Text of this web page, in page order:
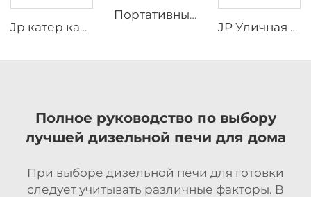
Jp катер караван кемперван автокомод RV нержавеющая сталь вытягивать газовый плитец горелка с интегрированной раковиной и краном
Портативный кондиционер JP 220в/50гц 220в/60гц Все в одном R134a Мобильная система кондиционирования воздуха
JP Уличная тележка для покупок Пикник Кар Кемпинг Вагон Складная кемпинговая тележка Складная платформа
Полное руководство по выбору
лучшей дизельной печи для дома
При выборе дизельной печи для готовки
следует учитывать различные факторы. В